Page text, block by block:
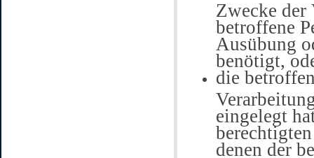
Zwecke der
betroffene
Ausübung
benötigt,
die
eingelegt
denen der